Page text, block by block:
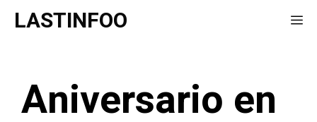
Saltar
LASTINFOO
Aniversario en